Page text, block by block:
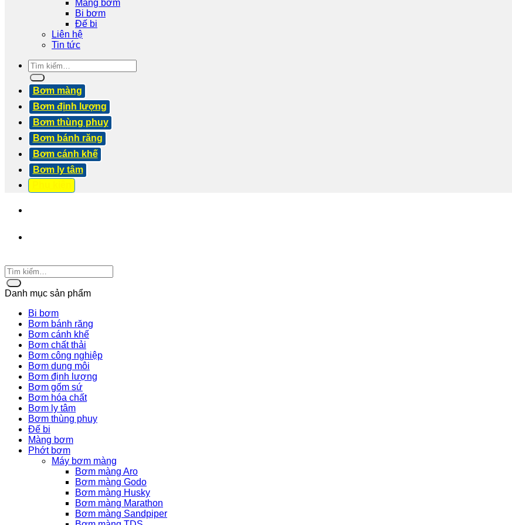
Màng bơm
Bi bơm
Đế bi
Liên hệ
Tin tức
Tìm
kiếm:
Bơm màng
Bơm định lượng
Bơm thùng phuy
Bơm bánh răng
Bơm cánh khế
Bơm ly tâm
Danh mục sản phẩm
Bi bơm
Bơm bánh răng
Bơm cánh khế
Bơm chất thải
Bơm công nghiệp
Bơm dung môi
Bơm định lượng
Bơm gốm sứ
Bơm hóa chất
Bơm ly tâm
Bơm thùng phuy
Đế bi
Màng bơm
Phớt bơm
Máy bơm màng
Bơm màng Aro
Bơm màng Godo
Bơm màng Husky
Bơm màng Marathon
Bơm màng Sandpiper